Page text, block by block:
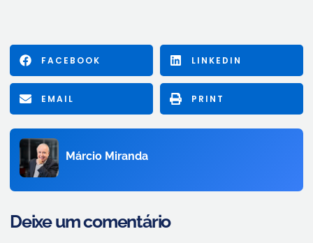
FACEBOOK LINKEDIN
EMAIL PRINT
Márcio Miranda
Deixe um comentário